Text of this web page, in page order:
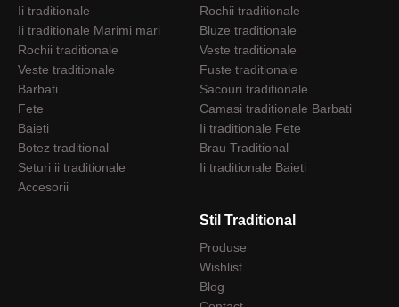
Ii traditionale
Ii traditionale Marimi mari
Rochii traditionale
Veste traditionale
Barbati
Fete
Baieti
Botez traditional
Seturi ii traditionale
Accesorii
Rochii traditionale
Bluze traditionale
Veste traditionale
Fuste traditionale
Sacouri traditionale
Camasi traditionale Barbati
Ii traditionale Fete
Brau Traditional
Ii traditionale Baieti
Stil Traditional
Produse
Wishlist
Blog